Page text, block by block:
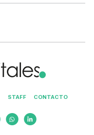
STAFF CONTACTO